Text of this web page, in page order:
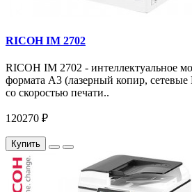
RICOH IM 2702
RICOH IM 2702 - интеллектуальное
формата А3 (лазерный копир, сетевые
со скоростью печати..
120270 ₽
Купить